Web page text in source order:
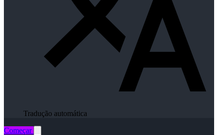
Tradução automática
Começar